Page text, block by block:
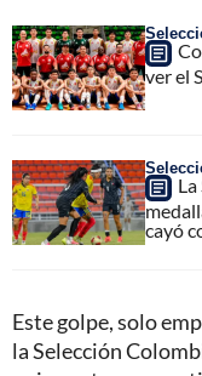
ver el
cayó
Este golpe, solo
la Selección